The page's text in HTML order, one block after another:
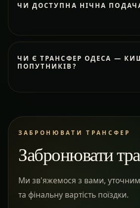
ЧИ ДОСТУПНА НІЧНА
ЧИ Є ТРАНСФЕР ОДЕСА —
ПОПУТНИКІВ?
ЗАБРОНЮВАТИ ТРАНСФЕР
Забронювати
Ми зв'яжемося з вами,
та фінальну вартість поїздки.